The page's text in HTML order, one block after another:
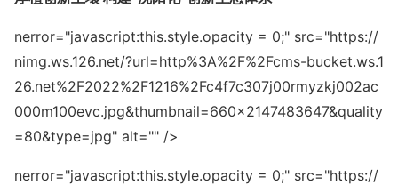
nerror="javascript:this.style.opacity = 0;" src="https://
nimg.ws.126.net/?url=http%3A%2F%2Fcms-bucket.ws.1
26.net%2F2022%2F1216%2Fc4f7c307j00rmyzkj002ac
000m100evc.jpg&thumbnail=660x2147483647&quality
=80&type=jpg" alt="" />
nerror="javascript:this.style.opacity = 0;" src="https://